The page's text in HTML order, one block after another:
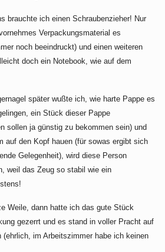
brauchte ich einen Schraubenzieher! Nur
Verpackungsmaterial es
noch beeindruckt) und einen weiteren
doch ein Notebook, wie auf dem
später wußte ich, wie harte Pappe es
ein Stück dieser Pappe
sollen ja günstig zu bekommen sein) und
auf den Kopf hauen (für sowas ergibt sich
Gelegenheit), wird diese Person
weil das Zeug so stabil wie ein
Weile, dann hatte ich das gute Stück
gezerrt und es stand in voller Pracht auf
im Arbeitszimmer habe ich keinen